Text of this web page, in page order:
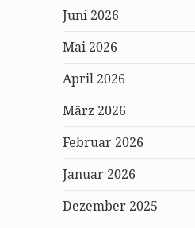
Juni 2026
Mai 2026
April 2026
März 2026
Februar 2026
Januar 2026
Dezember 2025